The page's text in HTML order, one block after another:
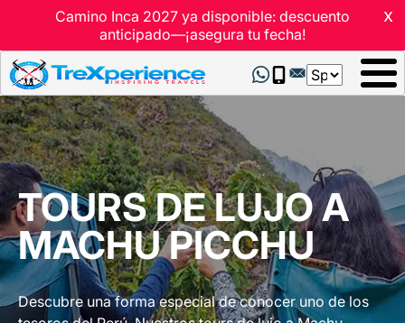
x
Camino Inca 2027 ya disponible: descuento
anticipado—¡asegura tu fecha!
Select
your
TOURS DE LUJO A
MACHU PICCHU
Descubre una forma especial de conocer uno de los